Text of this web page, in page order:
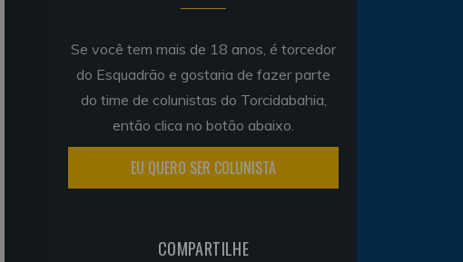
Se você tem mais de 18 anos, é torcedor
do Esquadrão e gostaria de fazer parte
do time de colunistas do Torcidabahia,
então clica no botão abaixo.
EU QUERO SER COLUNISTA
COMPARTILHE